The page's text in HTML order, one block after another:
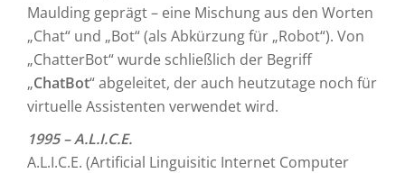
Maulding geprägt – eine Mischung aus den Worten
„Chat“ und „Bot“ (als Abkürzung für „Robot“). Von
„ChatterBot“ wurde schließlich der Begriff
„ChatBot“ abgeleitet, der auch heutzutage noch für
virtuelle Assistenten verwendet wird.
1995 – A.L.I.C.E.
A.L.I.C.E. (Artificial Linguisitic Internet Computer